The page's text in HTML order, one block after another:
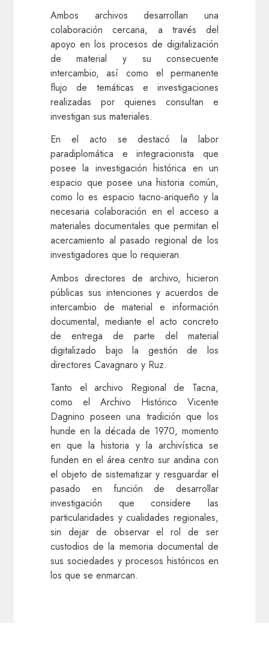
Ambos archivos desarrollan una
colaboración cercana, a través del
apoyo en los procesos de digitalización
de material y su consecuente
intercambio, así como el permanente
flujo de temáticas e investigaciones
realizadas por quienes consultan e
investigan sus materiales.
En el acto se destacó la labor
paradiplomática e integracionista que
posee la investigación histórica en un
espacio que posee una historia común,
como lo es espacio tacno-ariqueño y la
necesaria colaboración en el acceso a
materiales documentales que permitan el
acercamiento al pasado regional de los
investigadores que lo requieran.
Ambos directores de archivo, hicieron
públicas sus intenciones y acuerdos de
intercambio de material e información
documental, mediante el acto concreto
de entrega de parte del material
digitalizado bajo la gestión de los
directores Cavagnaro y Ruz.
Tanto el archivo Regional de Tacna,
como el Archivo Histórico Vicente
Dagnino poseen una tradición que los
hunde en la década de 1970, momento
en que la historia y la archivística se
funden en el área centro sur andina con
el objeto de sistematizar y resguardar el
pasado en función de desarrollar
investigación que considere las
particularidades y cualidades regionales,
sin dejar de observar el rol de ser
custodios de la memoria documental de
sus sociedades y procesos históricos en
los que se enmarcan.